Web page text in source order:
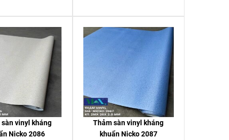
vinyl kháng
Nicko 2086
Thảm sàn vinyl kháng
khuẩn Nicko 2087